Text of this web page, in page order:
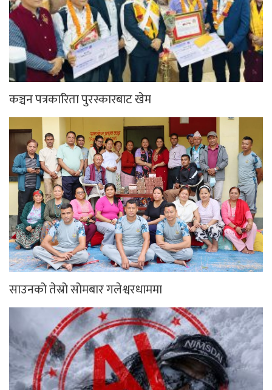
कञ्चन पत्रकारिता पुरस्कारबाट खेम
साउनको तेस्रो सोमबार गलेश्वरधाममा